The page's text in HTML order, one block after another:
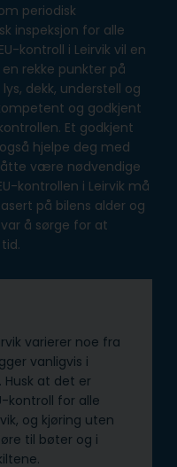
periodisk
inspeksjon for alle
kontroll i Leirvik vil en
rekke punkter på
dekk, understell og
og godkjent
Et godkjent
hjelpe deg med
være nødvendige
kontrollen i Leirvik må
på bilens alder og
å sørge for at
varierer noe fra
vanligvis i
Husk at det er
kontroll for alle
og kjøring uten
til bøter og i